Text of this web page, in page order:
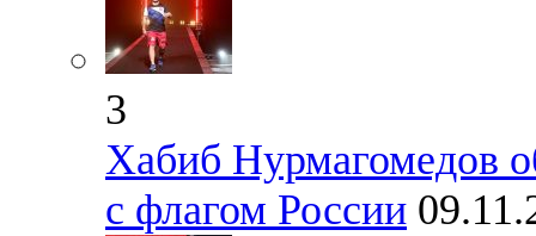
3
Хабиб Нурмагомедов
с флагом России